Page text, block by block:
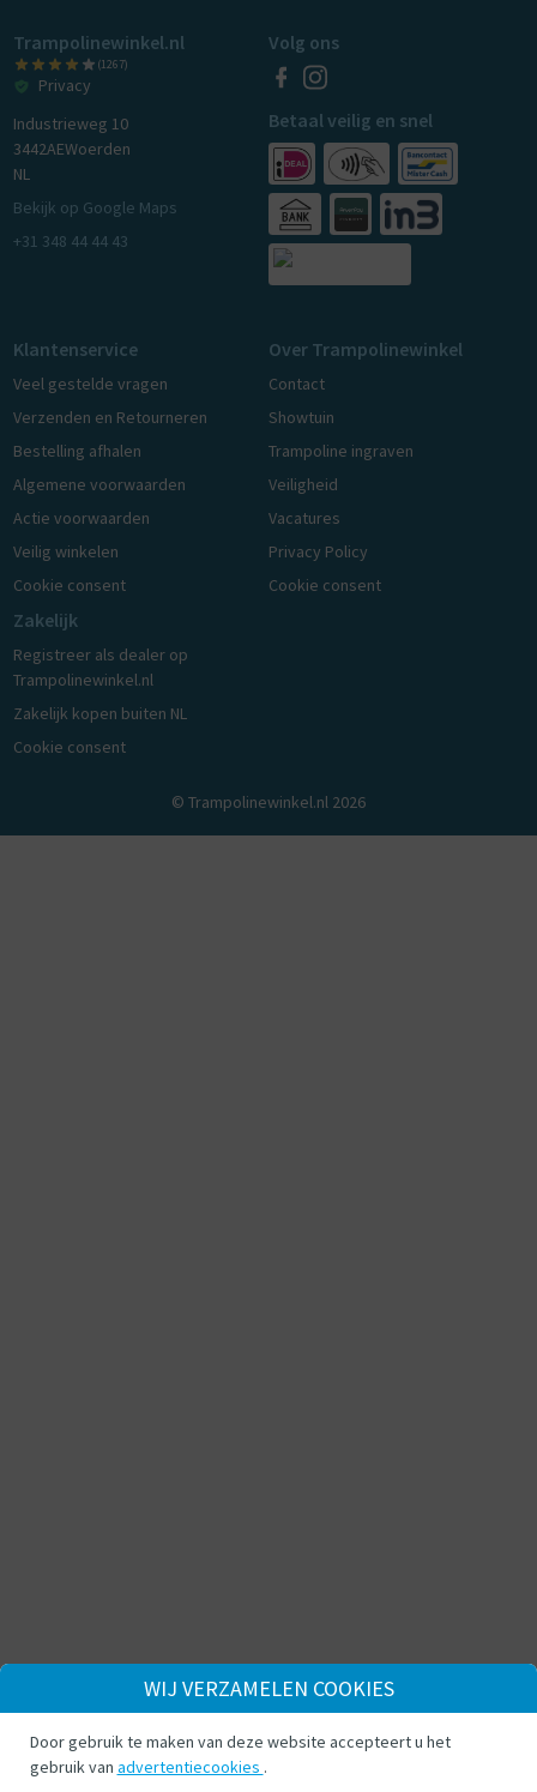
Trampolinewinkel.nl
(1267)
Privacy
Industrieweg 10
3442AEWoerden
NL
Bekijk op Google Maps
+31 348 44 44 43
Volg ons
Betaal veilig en snel
Klantenservice
Veel gestelde vragen
Verzenden en Retourneren
Bestelling afhalen
Algemene voorwaarden
Actie voorwaarden
Veilig winkelen
Cookie consent
Over Trampolinewinkel
Contact
Showtuin
Trampoline ingraven
Veiligheid
Vacatures
Privacy Policy
Cookie consent
Zakelijk
Registreer als dealer op
Trampolinewinkel.nl
Zakelijk kopen buiten NL
Cookie consent
© Trampolinewinkel.nl 2026
WIJ VERZAMELEN COOKIES
Door gebruik te maken van deze website accepteert u het
gebruik van advertentiecookies .